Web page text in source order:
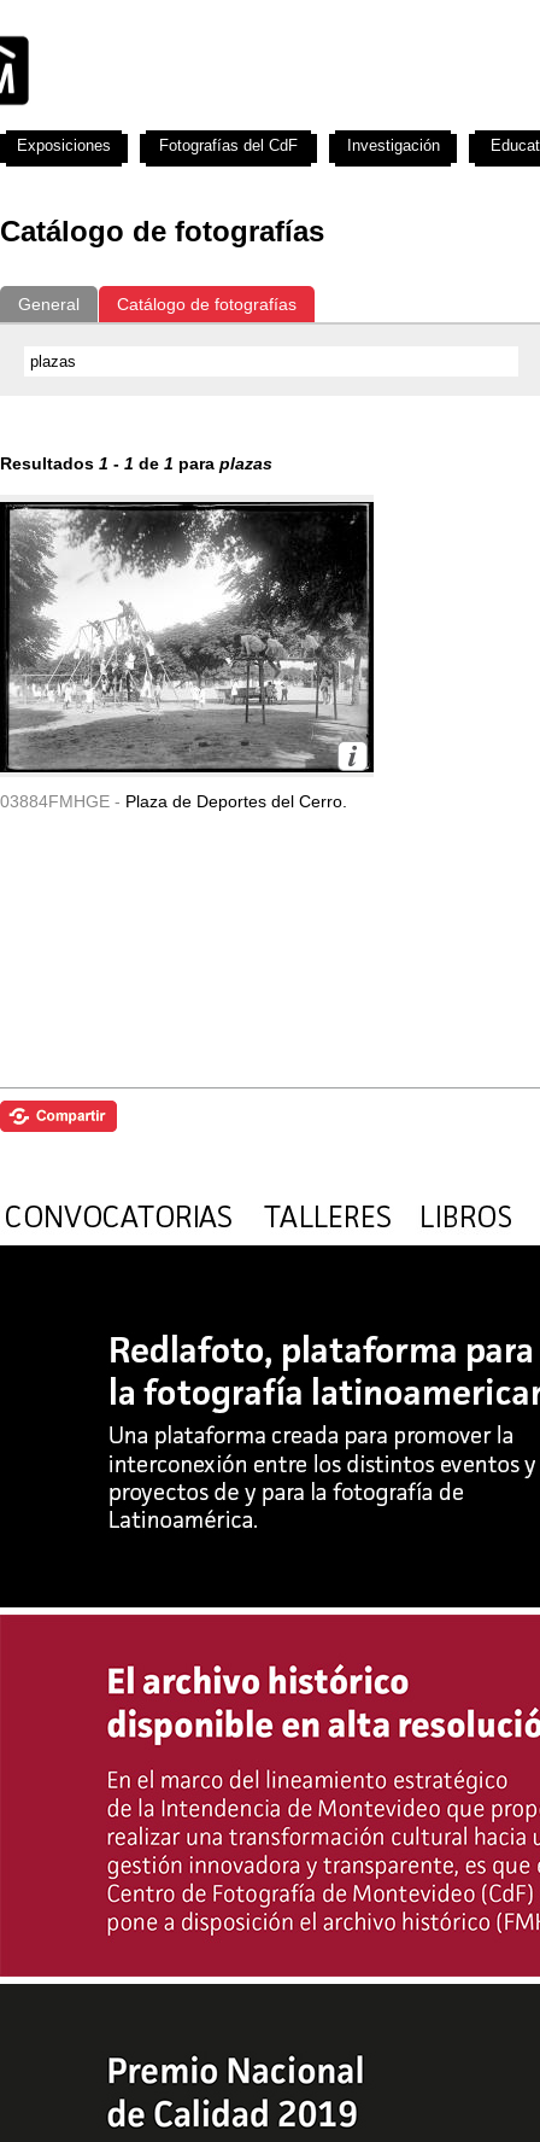
Catálogo de fotografías
General Catálogo de fotografías
Resultados 1 - 1 de 1 para plazas
03884FMHGE - Plaza de Deportes del Cerro.
Exposiciones Fotografías del CdF Investigación